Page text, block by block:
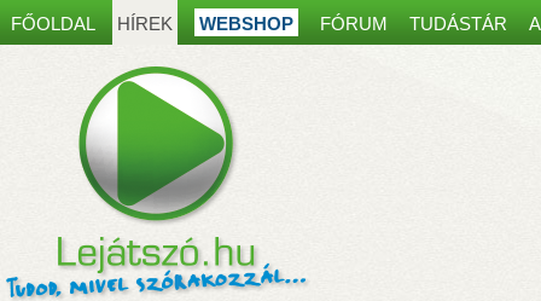
FŐOLDAL HÍREK WEBSHOP FÓRUM TUDÁSTÁR